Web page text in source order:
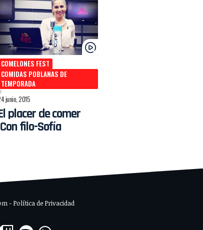
COMELONES FEST
COMIDAS POBLANAS DE
TEMPORADA
junio, 2015
placer de comer
filo-Sofía
- Política de Privacidad